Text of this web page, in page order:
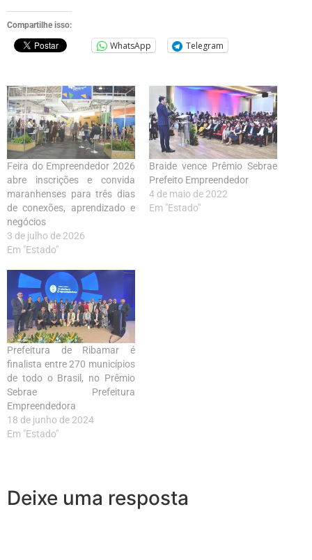
Compartilhe isso:
WhatsApp Telegram
Feira do Empreendedor 2026
abre inscrições e convida
maranhenses para três dias
de conexões, aprendizado e
negócios
3 de julho de 2026
Em "Estado"
Braide vence Prêmio Sebrae
Prefeito Empreendedor
4 de maio de 2022
Em "Estado"
Prefeitura de Ribamar é
finalista entre 270 municípios
de todo o Brasil, no Prêmio
Sebrae Prefeitura
Empreendedora
18 de junho de 2024
Em "Estado"
Deixe uma resposta